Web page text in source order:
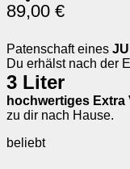
89,00 €
Patenschaft eines
Du erhälst nach der
3 Liter
hochwertiges Extra
zu dir nach Hause.
beliebt